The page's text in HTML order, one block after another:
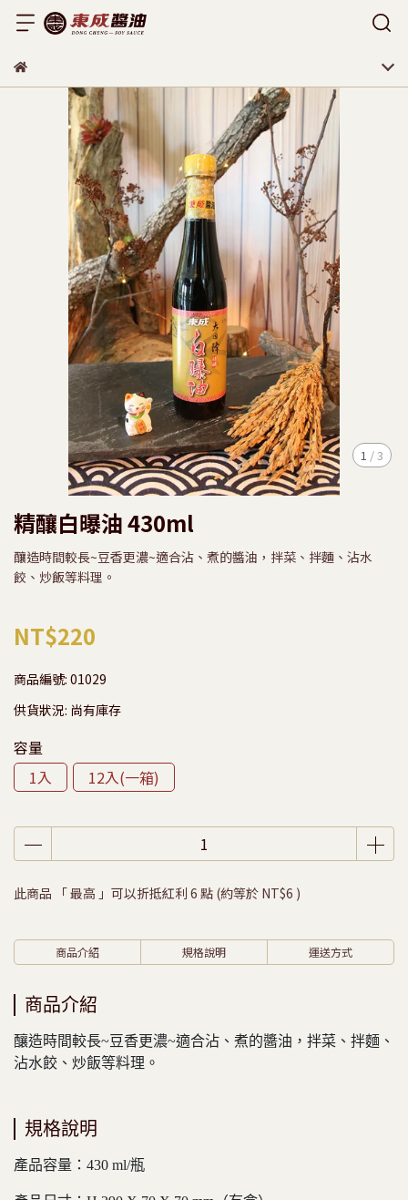
1 /3
精釀白曝油 430ml
釀造時間較長~豆香更濃~適合沾、煮的醬油，拌菜、拌麵、沾水
餃、炒飯等料理。
NT$220
商品編號: 01029
供貨狀況: 尚有庫存
容量
1入
12入(一箱)
此商品 「 最高 」可以折抵紅利 6 點 (約等於 NT$6 )
商品介紹 規格說明 運送方式
商品介紹
釀造時間較長~豆香更濃~適合沾、煮的醬油，拌菜、拌麵、
沾水餃、炒飯等料理。
規格說明
產品容量：430 ml/瓶